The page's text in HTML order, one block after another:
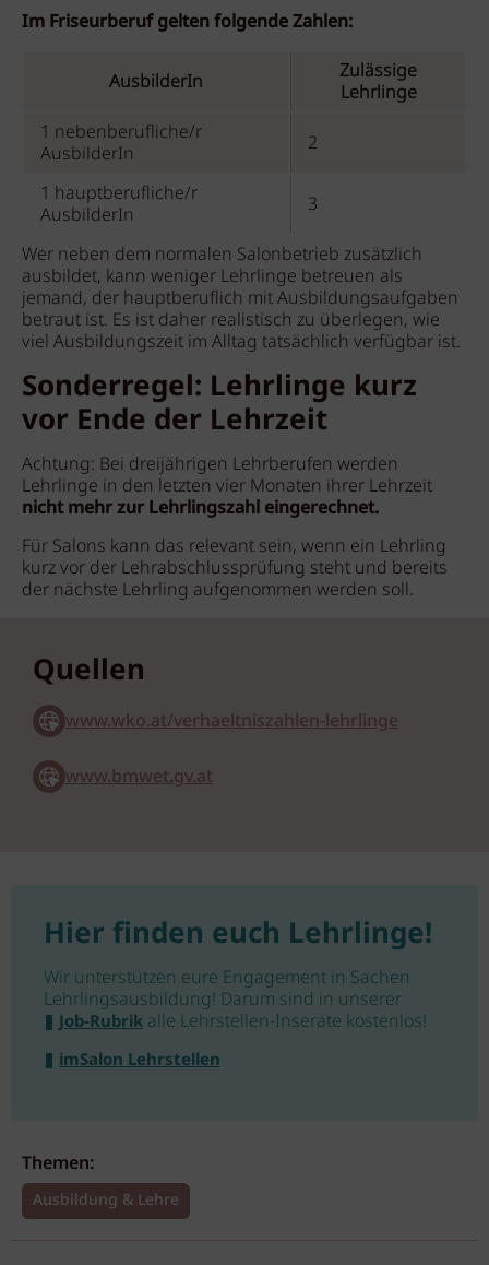
Im Friseurberuf gelten folgende Zahlen:
AusbilderIn
Zulässige
Lehrlinge
1 nebenberufliche/r
AusbilderIn
2
1 hauptberufliche/r
AusbilderIn
3
Wer neben dem normalen Salonbetrieb zusätzlich
ausbildet, kann weniger Lehrlinge betreuen als
jemand, der hauptberuflich mit Ausbildungsaufgaben
betraut ist. Es ist daher realistisch zu überlegen, wie
viel Ausbildungszeit im Alltag tatsächlich verfügbar ist.
Sonderregel: Lehrlinge kurz
vor Ende der Lehrzeit
Achtung: Bei dreijährigen Lehrberufen werden
Lehrlinge in den letzten vier Monaten ihrer Lehrzeit
nicht mehr zur Lehrlingszahl eingerechnet.
Für Salons kann das relevant sein, wenn ein Lehrling
kurz vor der Lehrabschlussprüfung steht und bereits
der nächste Lehrling aufgenommen werden soll.
Quellen
www.wko.at/verhaeltniszahlen-lehrlinge
www.bmwet.gv.at
Hier finden euch Lehrlinge!
Wir unterstützen eure Engagement in Sachen
Lehrlingsausbildung! Darum sind in unserer
Job-Rubrik alle Lehrstellen-Inserate kostenlos!
imSalon Lehrstellen
Themen:
Ausbildung & Lehre